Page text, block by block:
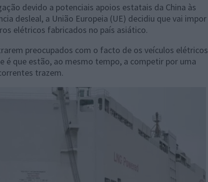
devido a potenciais apoios estatais da China às
desleal, a União Europeia (UE) decidiu que vai impor
elétricos fabricados no país asiático.
preocupados com o facto de os veículos elétricos
é que estão, ao mesmo tempo, a competir por uma
trazem.